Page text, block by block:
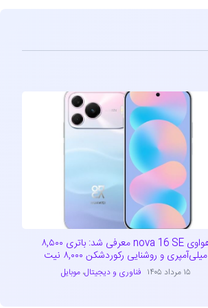
هواوی nova 16 SE معرفی شد: باتری ۸,۵۰۰
میلی‌آمپری و روشنایی رکوردشکن ۸,۰۰۰ نیت
۱۵ مرداد ۱۴۰۵ فناوری و دیجیتال،موبایل